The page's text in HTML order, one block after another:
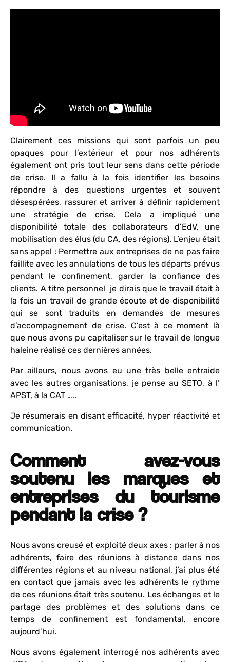
Clairement ces missions qui sont parfois un peu
opaques pour l’extérieur et pour nos adhérents
également ont pris tout leur sens dans cette période
de crise. Il a fallu à la fois identifier les besoins
répondre à des questions urgentes et souvent
désespérées, rassurer et arriver à définir rapidement
une stratégie de crise. Cela a impliqué une
disponibilité totale des collaborateurs d’EdV, une
mobilisation des élus (du CA, des régions). L’enjeu était
sans appel : Permettre aux entreprises de ne pas faire
faillite avec les annulations de tous les départs prévus
pendant le confinement, garder la confiance des
clients. A titre personnel je dirais que le travail était à
la fois un travail de grande écoute et de disponibilité
qui se sont traduits en demandes de mesures
d’accompagnement de crise. C’est à ce moment là
que nous avons pu capitaliser sur le travail de longue
haleine réalisé ces dernières années.
Par ailleurs, nous avons eu une très belle entraide
avec les autres organisations, je pense au SETO, à l’
APST, à la CAT …..
Je résumerais en disant efficacité, hyper réactivité et
communication.
Comment avez-vous
soutenu les marques et
entreprises du tourisme
pendant la crise ?
Nous avons creusé et exploité deux axes : parler à nos
adhérents, faire des réunions à distance dans nos
différentes régions et au niveau national, j’ai plus été
en contact que jamais avec les adhérents le rythme
de ces réunions était très soutenu. Les échanges et le
partage des problèmes et des solutions dans ce
temps de confinement est fondamental, encore
aujourd’hui.
Nous avons également interrogé nos adhérents avec